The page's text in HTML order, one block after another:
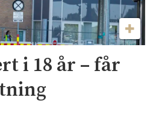
i 18 år – får